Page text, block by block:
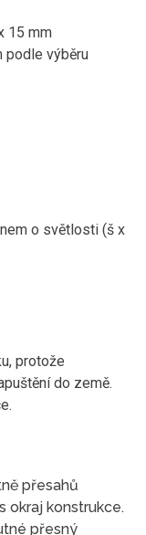
15 mm
podle výběru
o světlosti (š x
protože
do země.
přesahů
okraj konstrukce.
přesný